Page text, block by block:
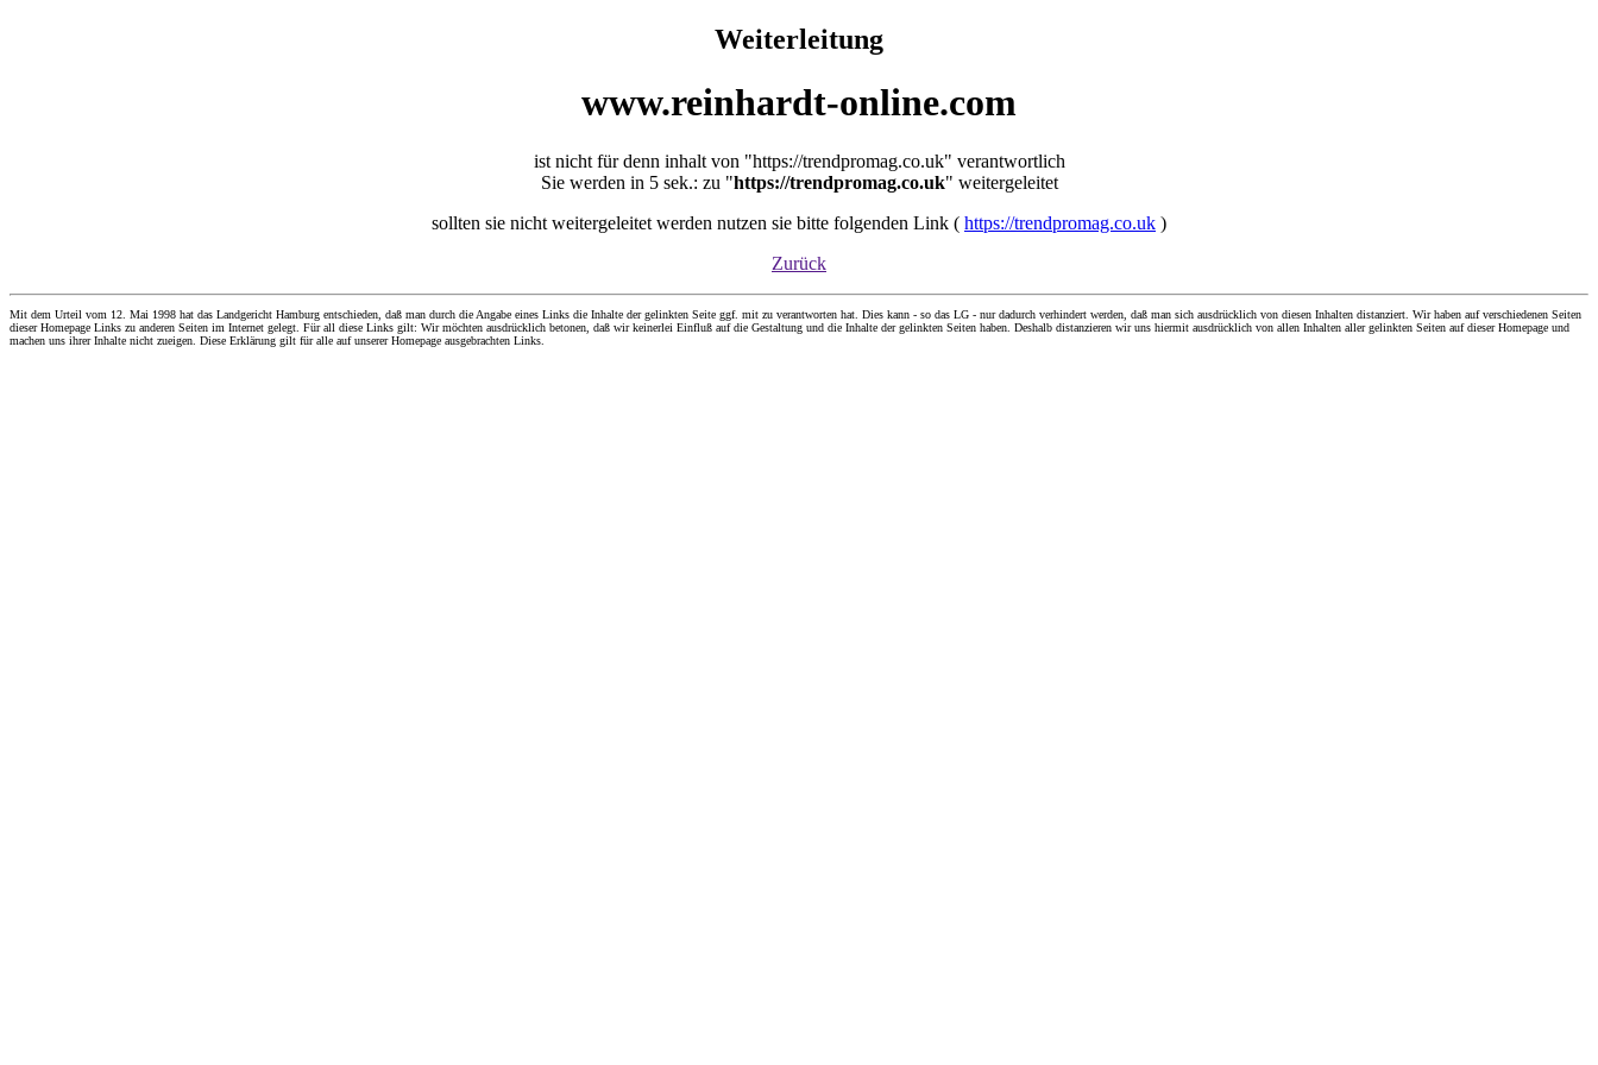
Weiterleitung
www.reinhardt-online.com
ist nicht für denn inhalt von "https://trendpromag.co.uk" verantwortlich
Sie werden in 5 sek.: zu "https://trendpromag.co.uk" weitergeleitet
sollten sie nicht weitergeleitet werden nutzen sie bitte folgenden Link ( https://trendpromag.co.uk )
Zurück
Mit dem Urteil vom 12. Mai 1998 hat das Landgericht Hamburg entschieden, daß man durch die Angabe eines Links die Inhalte der gelinkten Seite ggf. mit zu verantworten hat. Dies kann - so das LG - nur dadurch verhindert werden, daß man sich ausdrücklich von diesen Inhalten distanziert. Wir haben auf verschiedenen Seiten
dieser Homepage Links zu anderen Seiten im Internet gelegt. Für all diese Links gilt: Wir möchten ausdrücklich betonen, daß wir keinerlei Einfluß auf die Gestaltung und die Inhalte der gelinkten Seiten haben. Deshalb distanzieren wir uns hiermit ausdrücklich von allen Inhalten aller gelinkten Seiten auf dieser Homepage und
machen uns ihrer Inhalte nicht zueigen. Diese Erklärung gilt für alle auf unserer Homepage ausgebrachten Links.